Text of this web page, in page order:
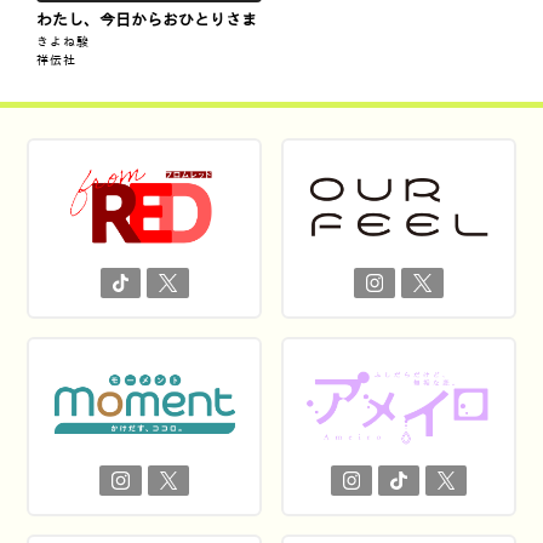
わたし、今日からおひとりさま
きよね駿
祥伝社